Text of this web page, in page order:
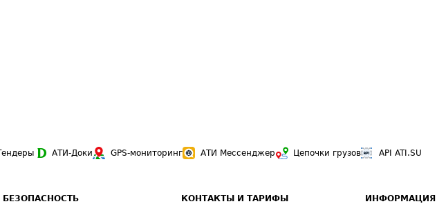
АТИ-Доки GPS-мониторинг АТИ Мессенджер Цепочки грузов API ATI.SU
БЕЗОПАСНОСТЬ КОНТАКТЫ И ТАРИФЫ ИНФОРМАЦИЯ